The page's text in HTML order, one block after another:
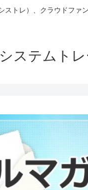
ストレ）、クラウドファ
ステムト